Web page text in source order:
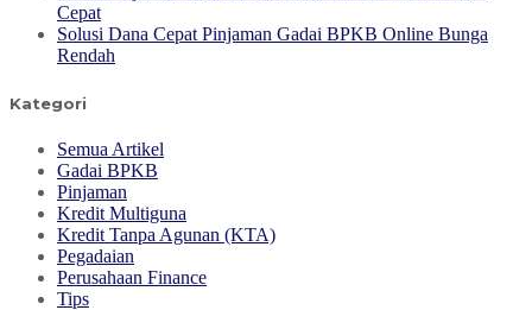
Cepat
Solusi Dana Cepat Pinjaman Gadai BPKB Online Bunga
Rendah
Kategori
Semua Artikel
Gadai BPKB
Pinjaman
Kredit Multiguna
Kredit Tanpa Agunan (KTA)
Pegadaian
Perusahaan Finance
Tips